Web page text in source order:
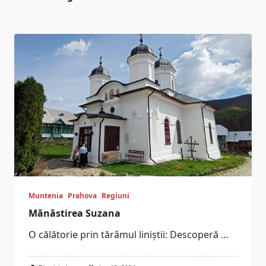
Muntenia Prahova Regiuni
Mănăstirea Suzana
O călătorie prin tărâmul liniștii: Descoperă ...